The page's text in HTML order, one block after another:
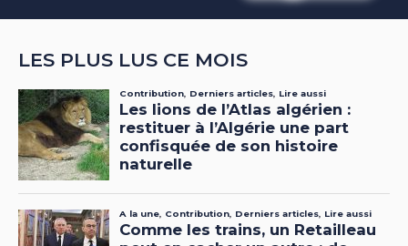
LES PLUS LUS CE MOIS